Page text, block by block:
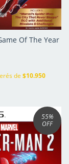
Of The Year
de $10.950
55%
OFF